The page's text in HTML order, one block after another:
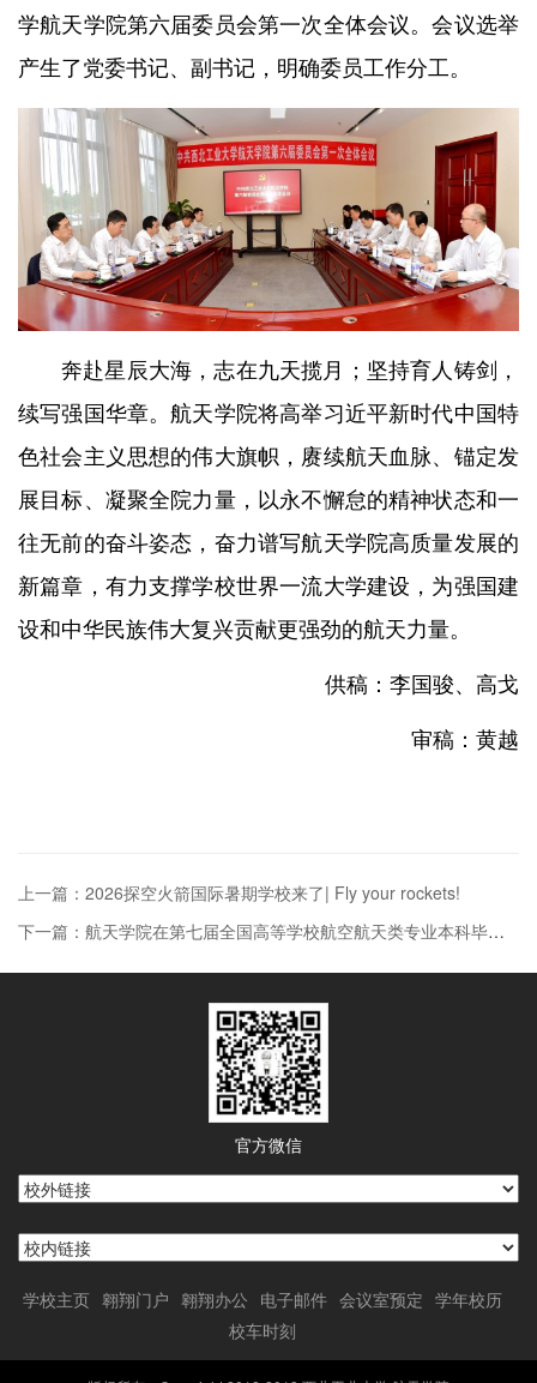
学航天学院第六届委员会第一次全体会议。会议选举
产生了党委书记、副书记，明确委员工作分工。
奔赴星辰大海，志在九天揽月；坚持育人铸剑，
续写强国华章。航天学院将高举习近平新时代中国特
色社会主义思想的伟大旗帜，赓续航天血脉、锚定发
展目标、凝聚全院力量，以永不懈怠的精神状态和一
往无前的奋斗姿态，奋力谱写航天学院高质量发展的
新篇章，有力支撑学校世界一流大学建设，为强国建
设和中华民族伟大复兴贡献更强劲的航天力量。
供稿：李国骏、高戈
审稿：黄越
上一篇：2026探空火箭国际暑期学校来了| Fly your rockets!
下一篇：航天学院在第七届全国高等学校航空航天类专业本科毕业设计成果交流会取得优异成绩
官方微信
学校主页 翱翔门户 翱翔办公 电子邮件 会议室预定 学年校历
校车时刻